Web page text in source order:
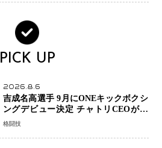
PICK UP
2026.8.6
吉成名高選手 9月にONEキックボクシ
ングデビュー決定 チャトリCEOがサ
プライズ発表 2カ月連続参戦へ
格闘技